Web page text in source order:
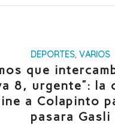
DEPORTES,VARIOS
que
8, urgente”: la
a Colapinto
pasara Gasli